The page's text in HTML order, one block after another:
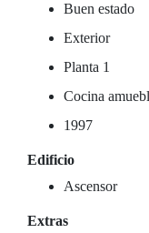
Buen estado
Exterior
Planta 1
Cocina
1997
Edificio
Ascensor
Extras